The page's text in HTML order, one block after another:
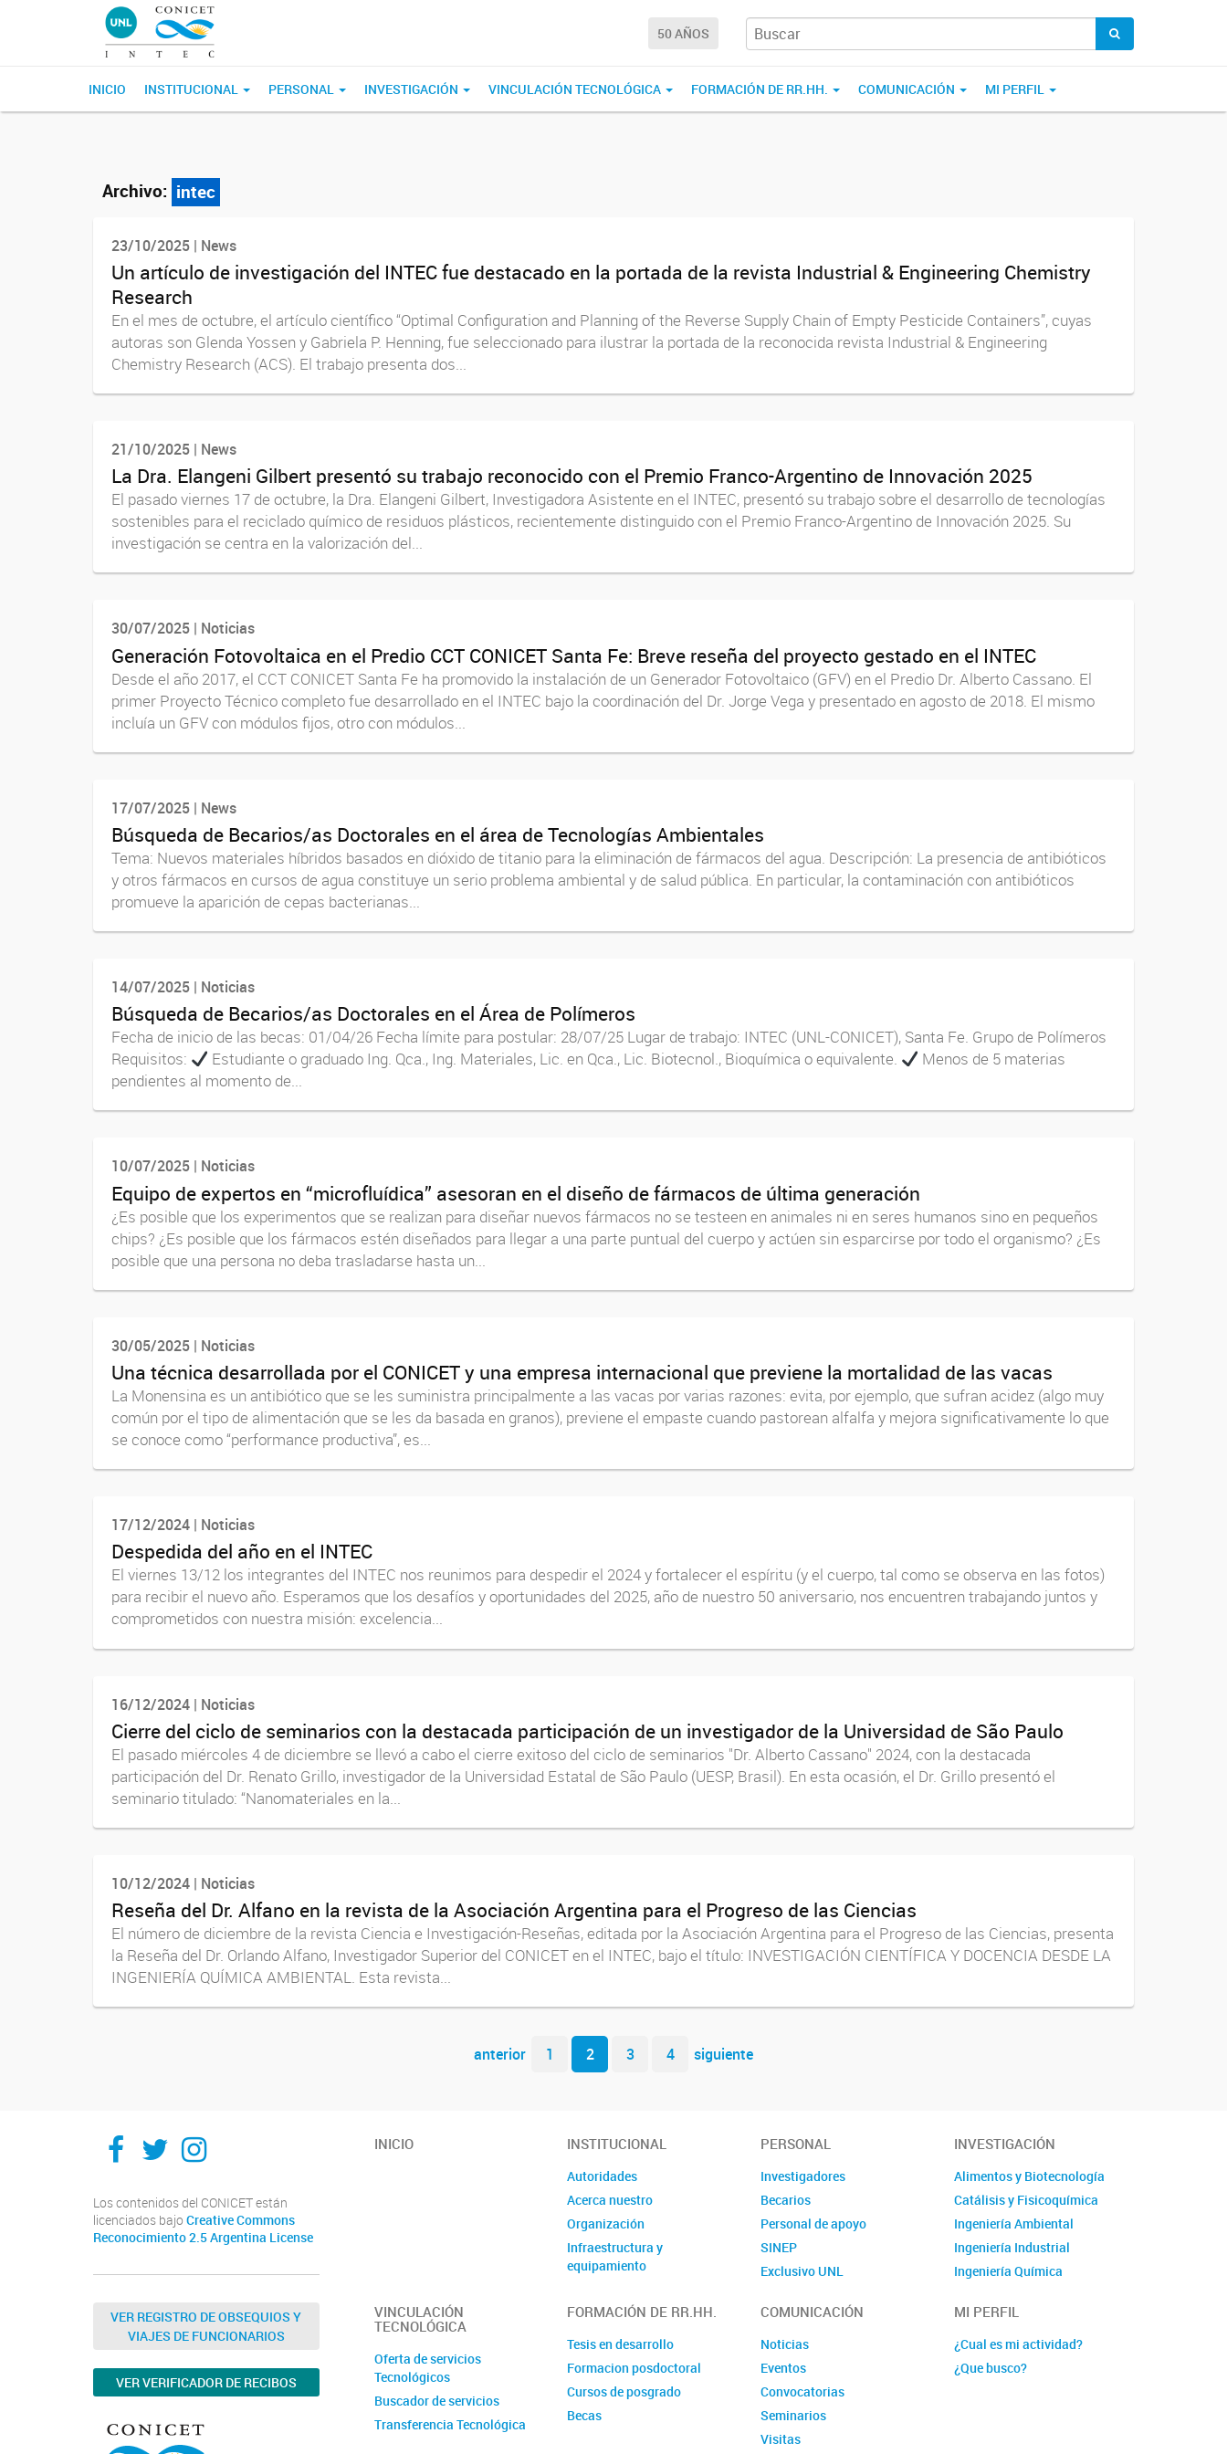
50 AÑOS
INICIO INSTITUCIONAL PERSONAL INVESTIGACIÓN VINCULACIÓN TECNOLÓGICA FORMACIÓN DE RR.HH. COMUNICACIÓN MI PERFIL
Archivo: intec
23/10/2025 | News
Un artículo de investigación del INTEC fue destacado en la portada de la revista Industrial & Engineering Chemistry
Research
En el mes de octubre, el artículo científico “Optimal Configuration and Planning of the Reverse Supply Chain of Empty Pesticide Containers”, cuyas
autoras son Glenda Yossen y Gabriela P. Henning, fue seleccionado para ilustrar la portada de la reconocida revista Industrial & Engineering
Chemistry Research (ACS). El trabajo presenta dos...
21/10/2025 | News
La Dra. Elangeni Gilbert presentó su trabajo reconocido con el Premio Franco-Argentino de Innovación 2025
El pasado viernes 17 de octubre, la Dra. Elangeni Gilbert, Investigadora Asistente en el INTEC, presentó su trabajo sobre el desarrollo de tecnologías
sostenibles para el reciclado químico de residuos plásticos, recientemente distinguido con el Premio Franco-Argentino de Innovación 2025. Su
investigación se centra en la valorización del...
30/07/2025 | Noticias
Generación Fotovoltaica en el Predio CCT CONICET Santa Fe: Breve reseña del proyecto gestado en el INTEC
Desde el año 2017, el CCT CONICET Santa Fe ha promovido la instalación de un Generador Fotovoltaico (GFV) en el Predio Dr. Alberto Cassano. El
primer Proyecto Técnico completo fue desarrollado en el INTEC bajo la coordinación del Dr. Jorge Vega y presentado en agosto de 2018. El mismo
incluía un GFV con módulos fijos, otro con módulos...
17/07/2025 | News
Búsqueda de Becarios/as Doctorales en el área de Tecnologías Ambientales
Tema: Nuevos materiales híbridos basados en dióxido de titanio para la eliminación de fármacos del agua. Descripción: La presencia de antibióticos
y otros fármacos en cursos de agua constituye un serio problema ambiental y de salud pública. En particular, la contaminación con antibióticos
promueve la aparición de cepas bacterianas...
14/07/2025 | Noticias
Búsqueda de Becarios/as Doctorales en el Área de Polímeros
Fecha de inicio de las becas: 01/04/26 Fecha límite para postular: 28/07/25 Lugar de trabajo: INTEC (UNL-CONICET), Santa Fe. Grupo de Polímeros
Requisitos:
Estudiante o graduado Ing. Qca., Ing. Materiales, Lic. en Qca., Lic. Biotecnol., Bioquímica o equivalente.
Menos de 5 materias
pendientes al momento de...
10/07/2025 | Noticias
Equipo de expertos en “microfluídica” asesoran en el diseño de fármacos de última generación
¿Es posible que los experimentos que se realizan para diseñar nuevos fármacos no se testeen en animales ni en seres humanos sino en pequeños
chips? ¿Es posible que los fármacos estén diseñados para llegar a una parte puntual del cuerpo y actúen sin esparcirse por todo el organismo? ¿Es
posible que una persona no deba trasladarse hasta un...
30/05/2025 | Noticias
Una técnica desarrollada por el CONICET y una empresa internacional que previene la mortalidad de las vacas
La Monensina es un antibiótico que se les suministra principalmente a las vacas por varias razones: evita, por ejemplo, que sufran acidez (algo muy
común por el tipo de alimentación que se les da basada en granos), previene el empaste cuando pastorean alfalfa y mejora significativamente lo que
se conoce como “performance productiva”, es...
17/12/2024 | Noticias
Despedida del año en el INTEC
El viernes 13/12 los integrantes del INTEC nos reunimos para despedir el 2024 y fortalecer el espíritu (y el cuerpo, tal como se observa en las fotos)
para recibir el nuevo año. Esperamos que los desafíos y oportunidades del 2025, año de nuestro 50 aniversario, nos encuentren trabajando juntos y
comprometidos con nuestra misión: excelencia...
16/12/2024 | Noticias
Cierre del ciclo de seminarios con la destacada participación de un investigador de la Universidad de São Paulo
El pasado miércoles 4 de diciembre se llevó a cabo el cierre exitoso del ciclo de seminarios "Dr. Alberto Cassano" 2024, con la destacada
participación del Dr. Renato Grillo, investigador de la Universidad Estatal de São Paulo (UESP, Brasil). En esta ocasión, el Dr. Grillo presentó el
seminario titulado: “Nanomateriales en la...
10/12/2024 | Noticias
Reseña del Dr. Alfano en la revista de la Asociación Argentina para el Progreso de las Ciencias
El número de diciembre de la revista Ciencia e Investigación-Reseñas, editada por la Asociación Argentina para el Progreso de las Ciencias, presenta
la Reseña del Dr. Orlando Alfano, Investigador Superior del CONICET en el INTEC, bajo el título: INVESTIGACIÓN CIENTÍFICA Y DOCENCIA DESDE LA
INGENIERÍA QUÍMICA AMBIENTAL. Esta revista...
anterior 1 2 3 4 siguiente
Facebook
TwitterInstagram
Los contenidos del CONICET están
licenciados bajo Creative Commons
Reconocimiento 2.5 Argentina License
VER REGISTRO DE OBSEQUIOS Y
VIAJES DE FUNCIONARIOS
VER VERIFICADOR DE RECIBOS
INICIO INSTITUCIONAL
Autoridades
Acerca nuestro
Organización
Infraestructura y
equipamiento
PERSONAL
Investigadores
Becarios
Personal de apoyo
SINEP
Exclusivo UNL
INVESTIGACIÓN
Alimentos y Biotecnología
Catálisis y Fisicoquímica
Ingeniería Ambiental
Ingeniería Industrial
Ingeniería Química
Química
Linea nuava 1
Lineas nueva 2
VINCULACIÓN
TECNOLÓGICA
Oferta de servicios
Tecnológicos
Buscador de servicios
Transferencia Tecnológica
FORMACIÓN DE RR.HH.
Tesis en desarrollo
Formacion posdoctoral
Cursos de posgrado
Becas
COMUNICACIÓN
Noticias
Eventos
Convocatorias
Seminarios
Visitas
MI PERFIL
¿Cual es mi actividad?
¿Que busco?